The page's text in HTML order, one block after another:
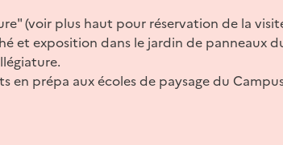
(voir plus haut pour réservation de la
et exposition dans le jardin de panneaux
en prépa aux écoles de paysage du